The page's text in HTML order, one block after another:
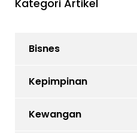
Kategori Artikel
Bisnes
Kepimpinan
Kewangan